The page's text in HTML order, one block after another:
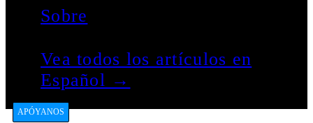
Sobre
Vea todos los artículos en
Español →
APÓYANOS